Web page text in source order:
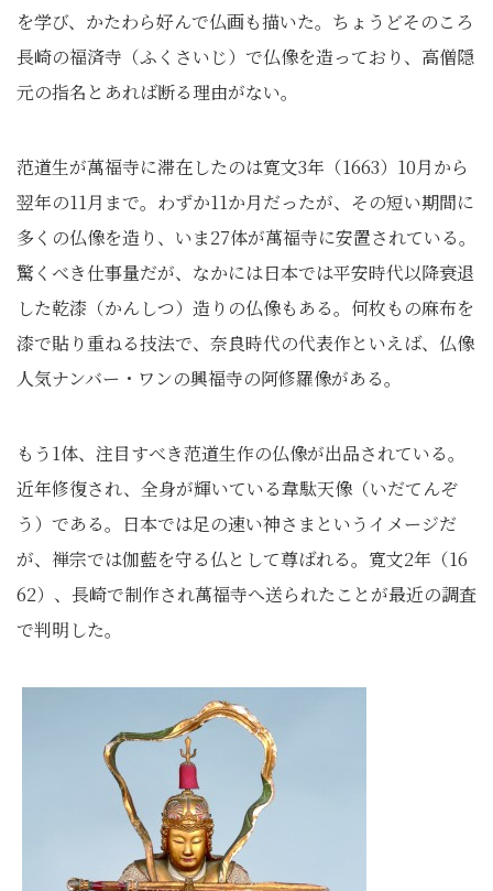
を学び、かたわら好んで仏画も描いた。ちょうどそのころ
長崎の福済寺（ふくさいじ）で仏像を造っており、高僧隠
元の指名とあれば断る理由がない。
范道生が萬福寺に滞在したのは寛文3年（1663）10月から
翌年の11月まで。わずか11か月だったが、その短い期間に
多くの仏像を造り、いま27体が萬福寺に安置されている。
驚くべき仕事量だが、なかには日本では平安時代以降衰退
した乾漆（かんしつ）造りの仏像もある。何枚もの麻布を
漆で貼り重ねる技法で、奈良時代の代表作といえば、仏像
人気ナンバー・ワンの興福寺の阿修羅像がある。
もう1体、注目すべき范道生作の仏像が出品されている。
近年修復され、全身が輝いている韋駄天像（いだてんぞ
う）である。日本では足の速い神さまというイメージだ
が、禅宗では伽藍を守る仏として尊ばれる。寛文2年（16
62）、長崎で制作され萬福寺へ送られたことが最近の調査
で判明した。